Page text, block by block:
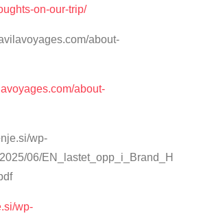
on-our-trip/
about-
about-
wp-
06/EN_lastet_opp_i_Brand_H
wp-